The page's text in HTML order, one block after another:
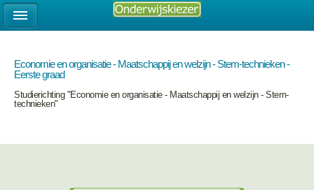
Economie en organisatie - Maatschappij en welzijn - Stem-technieken -
Eerste graad
Studierichting "Economie en organisatie - Maatschappij en welzijn - Stem-
technieken"